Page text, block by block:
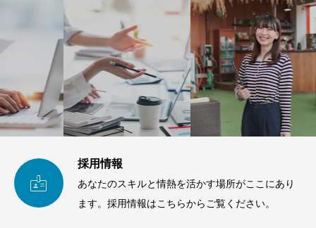

採用情報
あなたのスキルと情熱を活かす場所がここにあり
ます。採用情報はこちらからご覧ください。